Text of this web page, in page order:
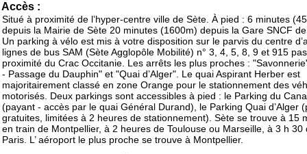
Accès :
Situé à proximité de l’hyper-centre ville de Sète. À pied : 6 minutes
depuis la Mairie de Sète 20 minutes (1600m) depuis la Gare SNCF
Un parking à vélo est mis à votre disposition sur le parvis du centre
lignes de bus SAM (Sète Agglopôle Mobilité) n° 3, 4, 5, 8, 9 et 915
proximité du Crac Occitanie. Les arrêts les plus proches :
- Passage du Dauphin" et "Quai d’Alger". Le quai Aspirant Herber est
majoritairement classé en zone Orange pour le stationnement des
motorisés. Deux parkings sont accessibles à pied : le Parking du
(payant - accès par le quai Général Durand), le Parking Quai d’Alger
gratuites, limitées à 2 heures de stationnement). Sète se trouve à 15
en train de Montpellier, à 2 heures de Toulouse ou Marseille, à 3 h 30
Paris. L’ aéroport le plus proche se trouve à Montpellier.